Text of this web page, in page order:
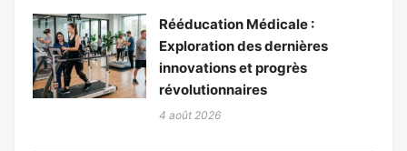
Rééducation Médicale :
Exploration des dernières
innovations et progrès
révolutionnaires
4 août 2026